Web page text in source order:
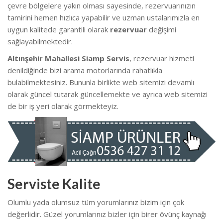
çevre bölgelere yakın olması sayesinde, rezervuarınızın
tamirini hemen hızlıca yapabilir ve uzman ustalarımızla en
uygun kalitede garantili olarak rezervuar değişimi
sağlayabilmektedir.
Altınşehir Mahallesi Siamp Servis, rezervuar hizmeti
denildiğinde bizi arama motorlarında rahatlıkla
bulabilmektesiniz. Bununla birlikte web sitemizi devamlı
olarak güncel tutarak güncellemekte ve ayrıca web sitemizi
de bir iş yeri olarak görmekteyiz.
Serviste Kalite
Olumlu yada olumsuz tüm yorumlarınız bizim için çok
değerlidir. Güzel yorumlarınız bizler için birer övünç kaynağı